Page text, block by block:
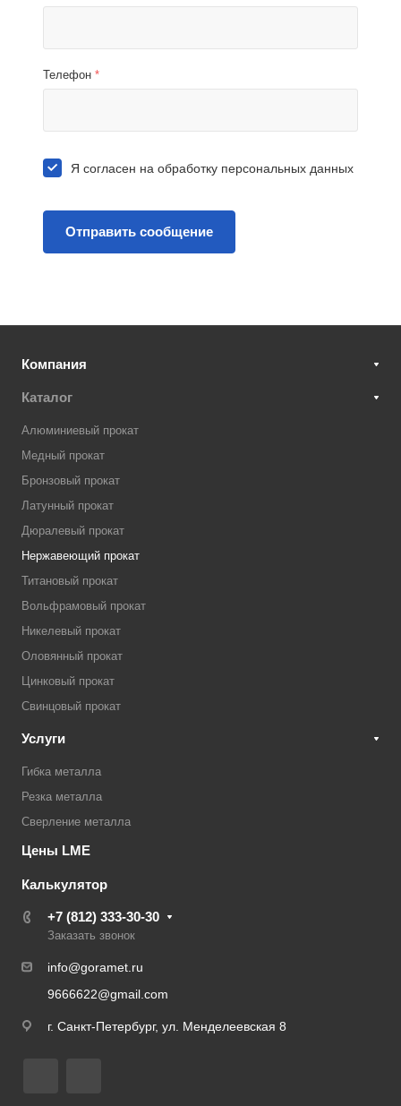
Телефон *
Я согласен на обработку персональных данных
Компания
Каталог
Алюминиевый прокат
Медный прокат
Бронзовый прокат
Латунный прокат
Дюралевый прокат
Нержавеющий прокат
Титановый прокат
Вольфрамовый прокат
Никелевый прокат
Оловянный прокат
Цинковый прокат
Свинцовый прокат
Услуги
Гибка металла
Резка металла
Сверление металла
Цены LME
Калькулятор
+7 (812) 333-30-30
Заказать звонок
info@goramet.ru
9666622@gmail.com
г. Санкт-Петербург, ул. Менделеевская 8